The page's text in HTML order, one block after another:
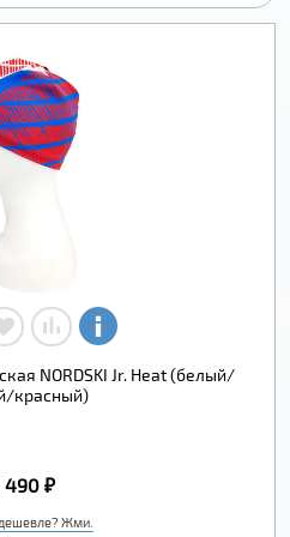
NORDSKI Jr. Heat (белый/
красный)
Жми.
490 ₽